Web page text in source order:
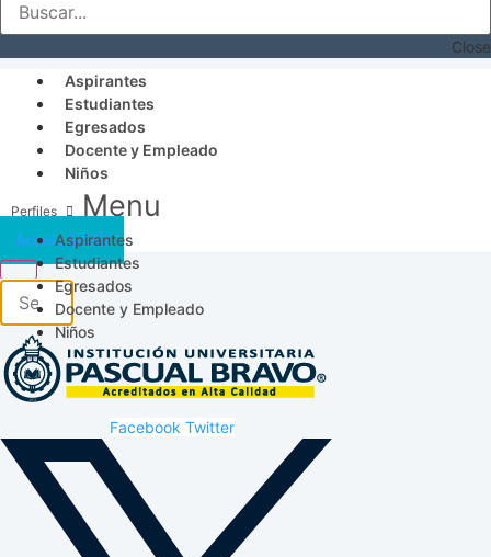
Close
Aspirantes
Estudiantes
Egresados
Docente y Empleado
Niños
Menu
Aspirantes
Estudiantes
Egresados
Docente y Empleado
Niños
Acceso SICAU
Facebook Twitter